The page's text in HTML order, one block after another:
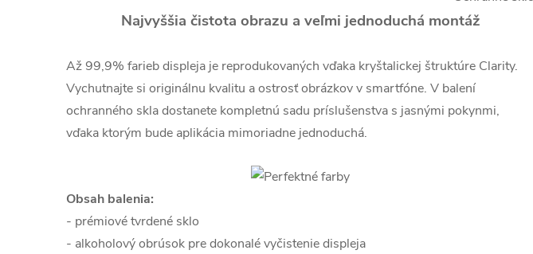
Najvyššia čistota obrazu a veľmi jednoduchá montáž
Až 99,9% farieb displeja je reprodukovaných vďaka kryštalickej štruktúre Clarity.
Vychutnajte si originálnu kvalitu a ostrosť obrázkov v smartfóne. V balení
ochranného skla dostanete kompletnú sadu príslušenstva s jasnými pokynmi,
vďaka ktorým bude aplikácia mimoriadne jednoduchá.
Obsah balenia:
- prémiové tvrdené sklo
- alkoholový obrúsok pre dokonalé vyčistenie displeja